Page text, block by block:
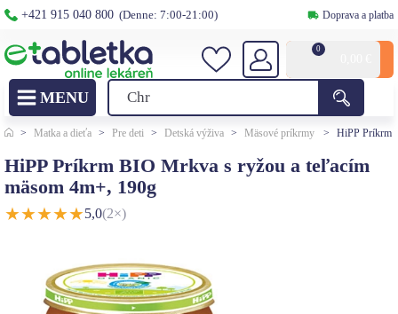
+421 915 040 800 (Denne: 7:00-21:00) Doprava a platba
0
> Matka a dieťa > Pre deti > Detská výživa > Mäsové príkrmy > HiPP Príkrm
HiPP Príkrm BIO Mrkva s ryžou a teľacím
mäsom 4m+, 190g
★★★★★5,0(2×)